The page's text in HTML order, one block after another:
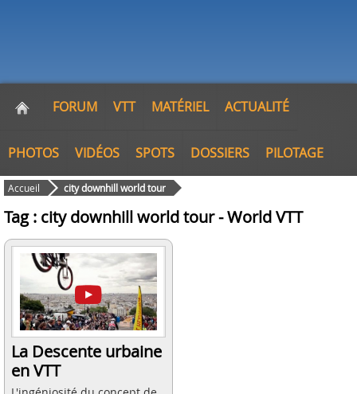
FORUM VTT MATÉRIEL ACTUALITÉ
PHOTOS VIDÉOS SPOTS DOSSIERS PILOTAGE
Accueil city downhill world tour
Tag : city downhill world tour - World VTT
La Descente urbaine
en VTT